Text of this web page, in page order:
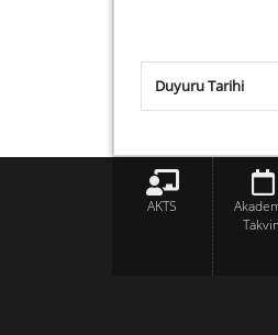
Duyuru Tarihi
AKTS